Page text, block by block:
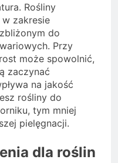
Rośliny
zakresie
do
Przy
może spowolnić,
zaczynać
na jakość
rośliny do
tym mniej
pielęgnacji.
dla roślin